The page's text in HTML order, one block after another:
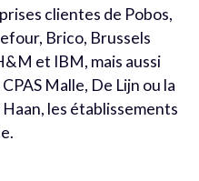
clientes de Pobos,
Brico, Brussels
et IBM, mais aussi
Malle, De Lijn ou la
les établissements